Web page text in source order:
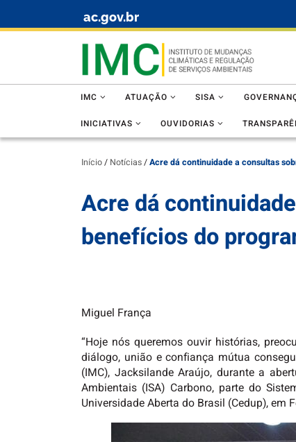
ac.gov.br
IMC ATUAÇÃO SISA
INICIATIVAS OUVIDORIAS
Início/ Notícias/Acre dá continuidade a consultas
Acre dá
benefícios do
Miguel França
“Hoje nós queremos ouvir histórias,
diálogo, união e confiança mútua
(IMC), Jacksilande Araújo, durante a
Ambientais (ISA) Carbono, parte do
Universidade Aberta do Brasil (Cedup), em